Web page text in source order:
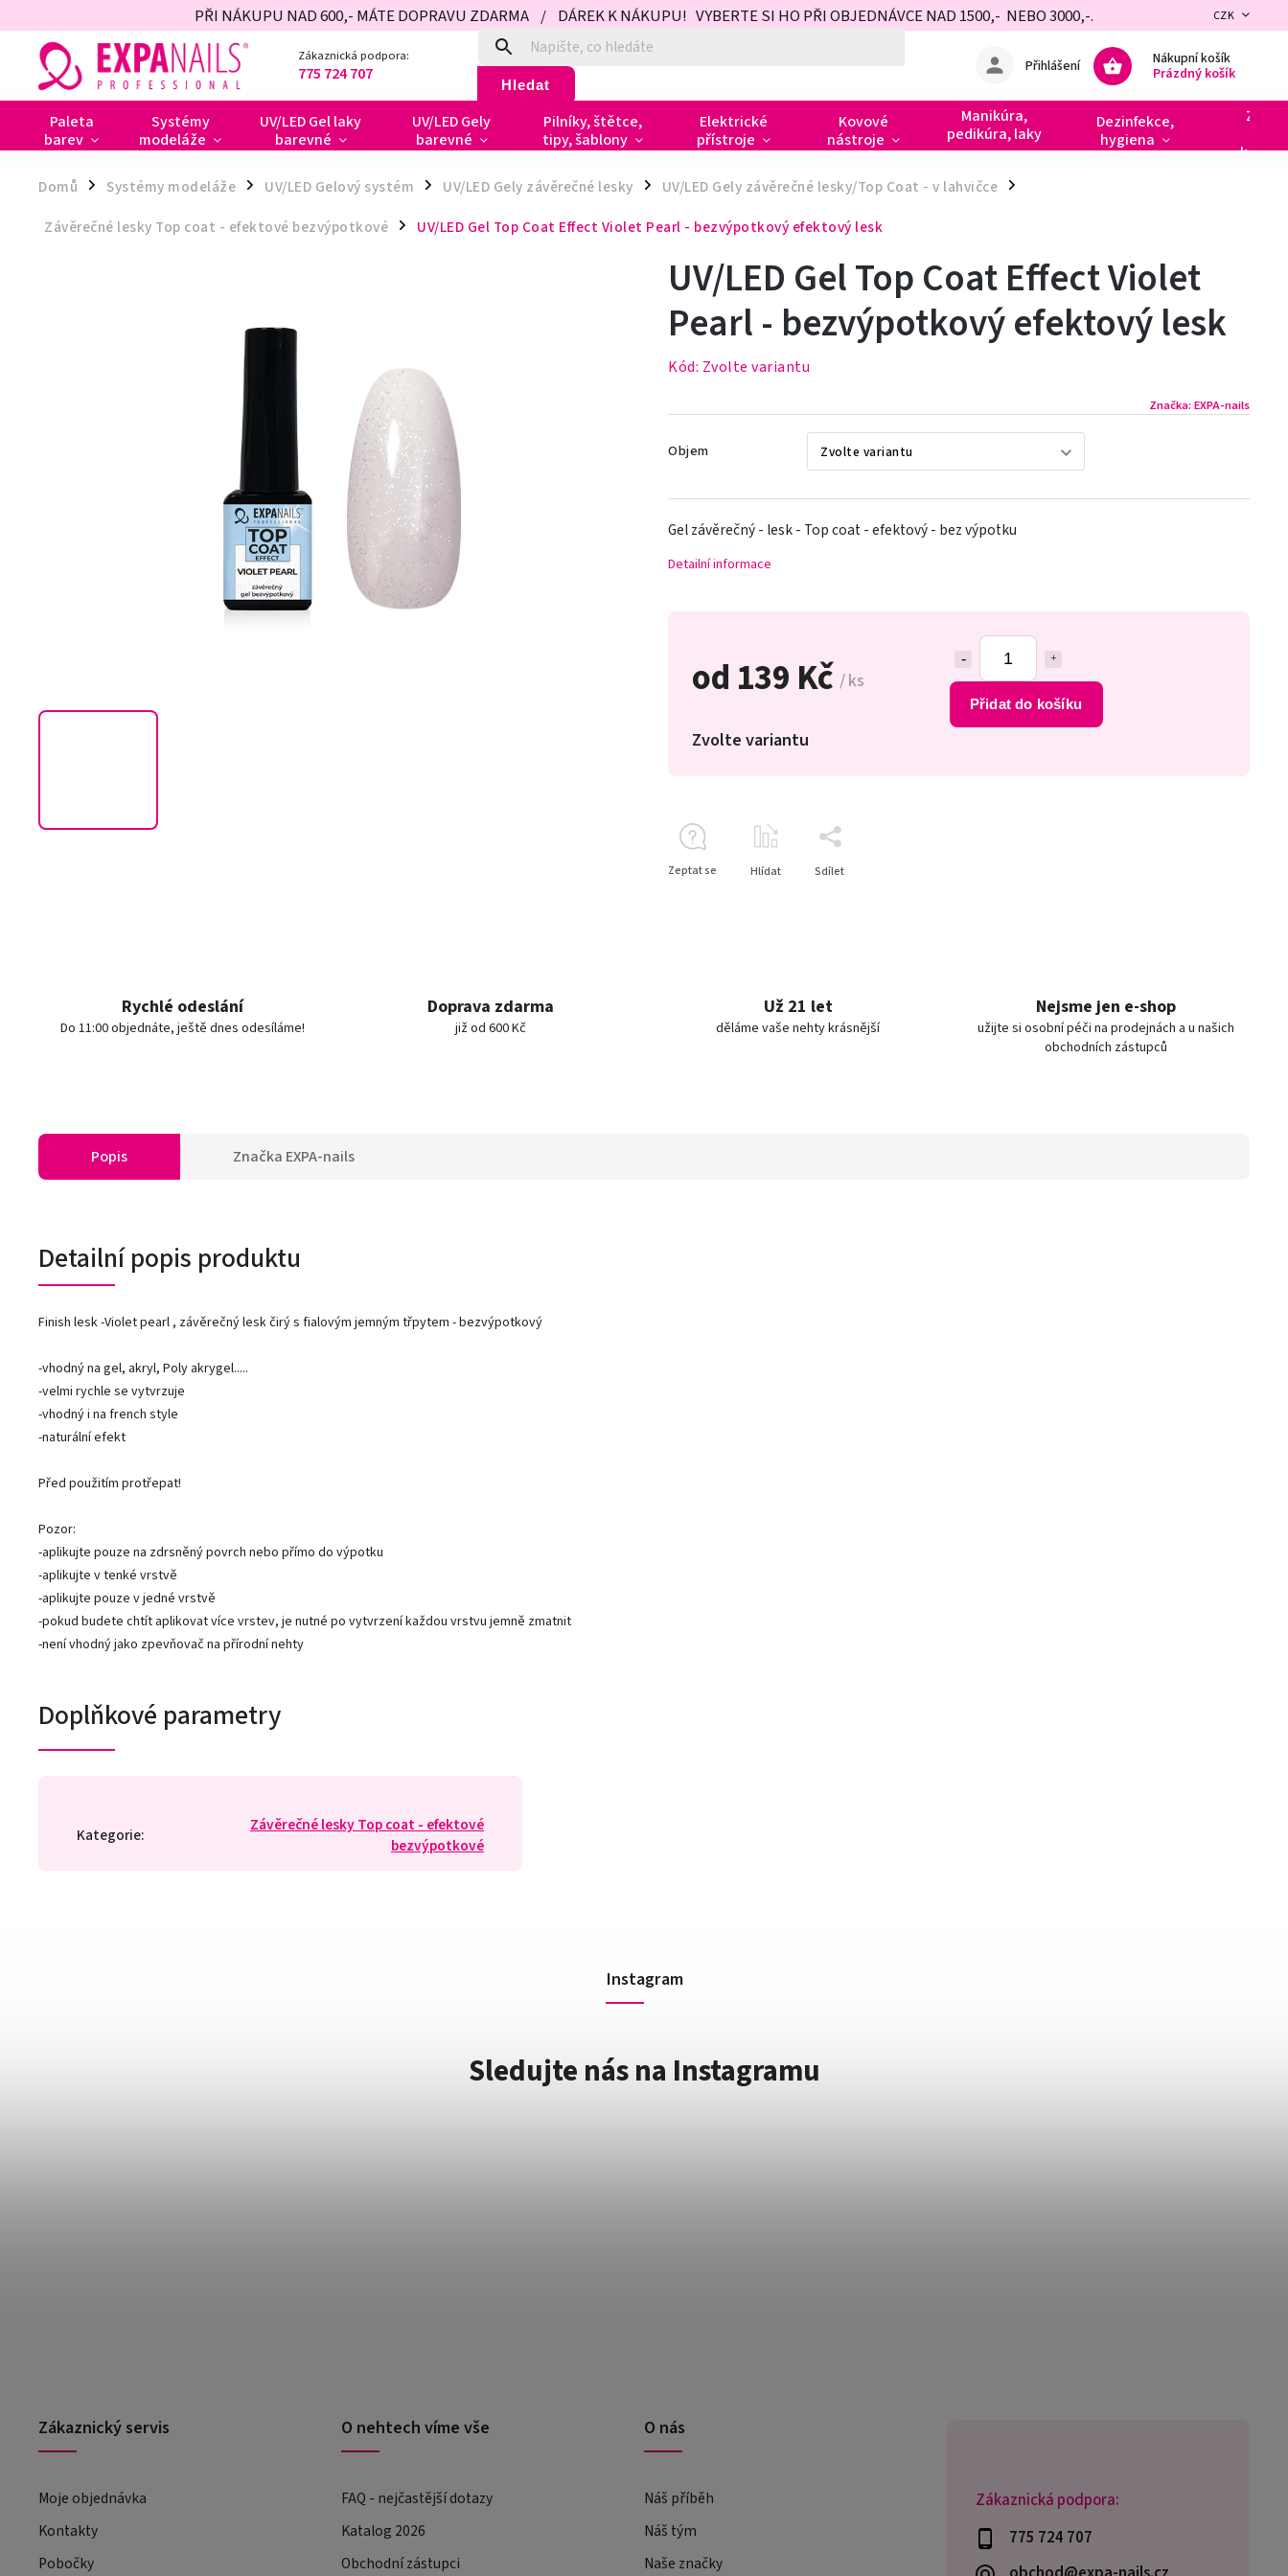
PŘI NÁKUPU NAD 600,- MÁTE DOPRAVU ZDARMA / DÁREK K NÁKUPU! VYBERTE SI HO PŘI OBJEDNÁVCE NAD 1500,- NEBO 3000,-. CZK
Zákaznická podpora:
775 724 707 Hledat
Nákupní košík
Prázdný košík
Přihlášení
Paleta
barev
Systémy
modeláže
UV/LED Gel laky
barevné
UV/LED Gely
barevné
Pilníky, štětce,
tipy, šablony
Elektrické
přístroje
Kovové
nástroje
Manikúra,
pedikúra, laky
Dezinfekce,
hygiena
Domů / Systémy modeláže / UV/LED Gelový systém / UV/LED Gely závěrečné lesky / UV/LED Gely závěrečné lesky/Top Coat - v lahvičce /
Závěrečné lesky Top coat - efektové bezvýpotkové / UV/LED Gel Top Coat Effect Violet Pearl - bezvýpotkový efektový lesk
od 139 Kč / ks
Přidat do košíku
Zvolte variantu
UV/LED Gel Top Coat Effect Violet
Pearl - bezvýpotkový efektový lesk
Kód: Zvolte variantu
Značka: EXPA-nails
Objem
Gel závěrečný - lesk - Top coat - efektový - bez výpotku
Detailní informace
Zeptat se Hlídat Sdílet
Rychlé odeslání
Do 11:00 objednáte, ještě dnes odesíláme!
Doprava zdarma
již od 600 Kč
Už 21 let
děláme vaše nehty krásnější
Nejsme jen e-shop
užijte si osobní péči na prodejnách a u našich
obchodních zástupců
Popis Značka EXPA-nails
Detailní popis produktu
Finish lesk -Violet pearl , závěrečný lesk čirý s fialovým jemným třpytem - bezvýpotkový
-vhodný na gel, akryl, Poly akrygel.....
-velmi rychle se vytvrzuje
-vhodný i na french style
-naturální efekt
Před použitím protřepat!
Pozor:
-aplikujte pouze na zdrsněný povrch nebo přímo do výpotku
-aplikujte v tenké vrstvě
-aplikujte pouze v jedné vrstvě
-pokud budete chtít aplikovat více vrstev, je nutné po vytvrzení každou vrstvu jemně zmatnit
-není vhodný jako zpevňovač na přírodní nehty
Doplňkové parametry
Kategorie:
Závěrečné lesky Top coat - efektové
bezvýpotkové
Zákaznická podpora:
775 724 707
Instagram
Sledujte nás na Instagramu
Zákaznický servis
Moje objednávka
Kontakty
Pobočky
O nehtech víme vše
FAQ - nejčastější dotazy
Katalog 2026
Obchodní zástupci
O nás
Náš příběh
Náš tým
Naše značky